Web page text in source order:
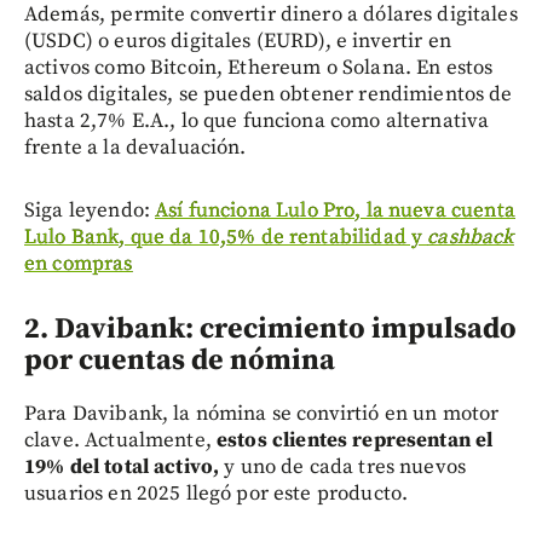
Además, permite convertir dinero a dólares digitales
(USDC) o euros digitales (EURD), e invertir en
activos como Bitcoin, Ethereum o Solana. En estos
saldos digitales, se pueden obtener rendimientos de
hasta 2,7% E.A., lo que funciona como alternativa
frente a la devaluación.
Siga leyendo:Así funciona Lulo Pro, la nueva cuenta
Lulo Bank, que da 10,5% de rentabilidad ycashback
en compras
2. Davibank: crecimiento impulsado
por cuentas de nómina
Para Davibank, la nómina se convirtió en un motor
clave. Actualmente, estos clientes representan el
19% del total activo, y uno de cada tres nuevos
usuarios en 2025 llegó por este producto.